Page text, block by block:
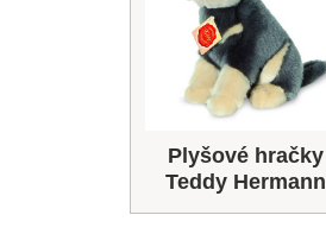
Plyšové hračky
Teddy Hermann